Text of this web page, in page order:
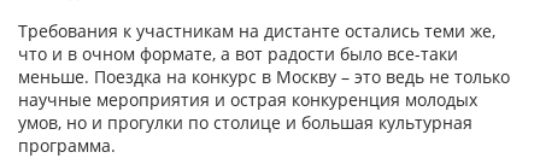
Требования к участникам на дистанте остались теми же,
что и в очном формате, а вот радости было все-таки
меньше. Поездка на конкурс в Москву – это ведь не только
научные мероприятия и острая конкуренция молодых
умов, но и прогулки по столице и большая культурная
программа.